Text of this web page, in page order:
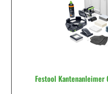
Festool Kantenanleimer